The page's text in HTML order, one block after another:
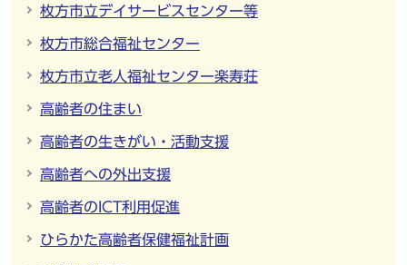
枚方市立デイサービスセンター等
枚方市総合福祉センター
枚方市立老人福祉センター楽寿荘
高齢者の住まい
高齢者の生きがい・活動支援
高齢者への外出支援
高齢者のICT利用促進
ひらかた高齢者保健福祉計画